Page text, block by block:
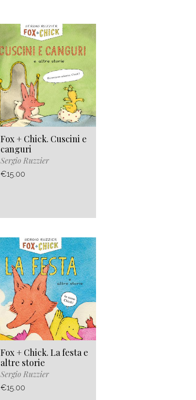
Fox + Chick. Cuscini e
canguri
Sergio Ruzzier
€15.00
Fox + Chick. La festa e
altre storie
Sergio Ruzzier
€15.00